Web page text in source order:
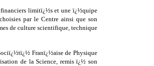
limitï¿½s et une ï¿½quipe
par le Centre ainsi que son
de culture scientifique, technique
Franï¿½aise de Physique
de la Science, remis ï¿½ son